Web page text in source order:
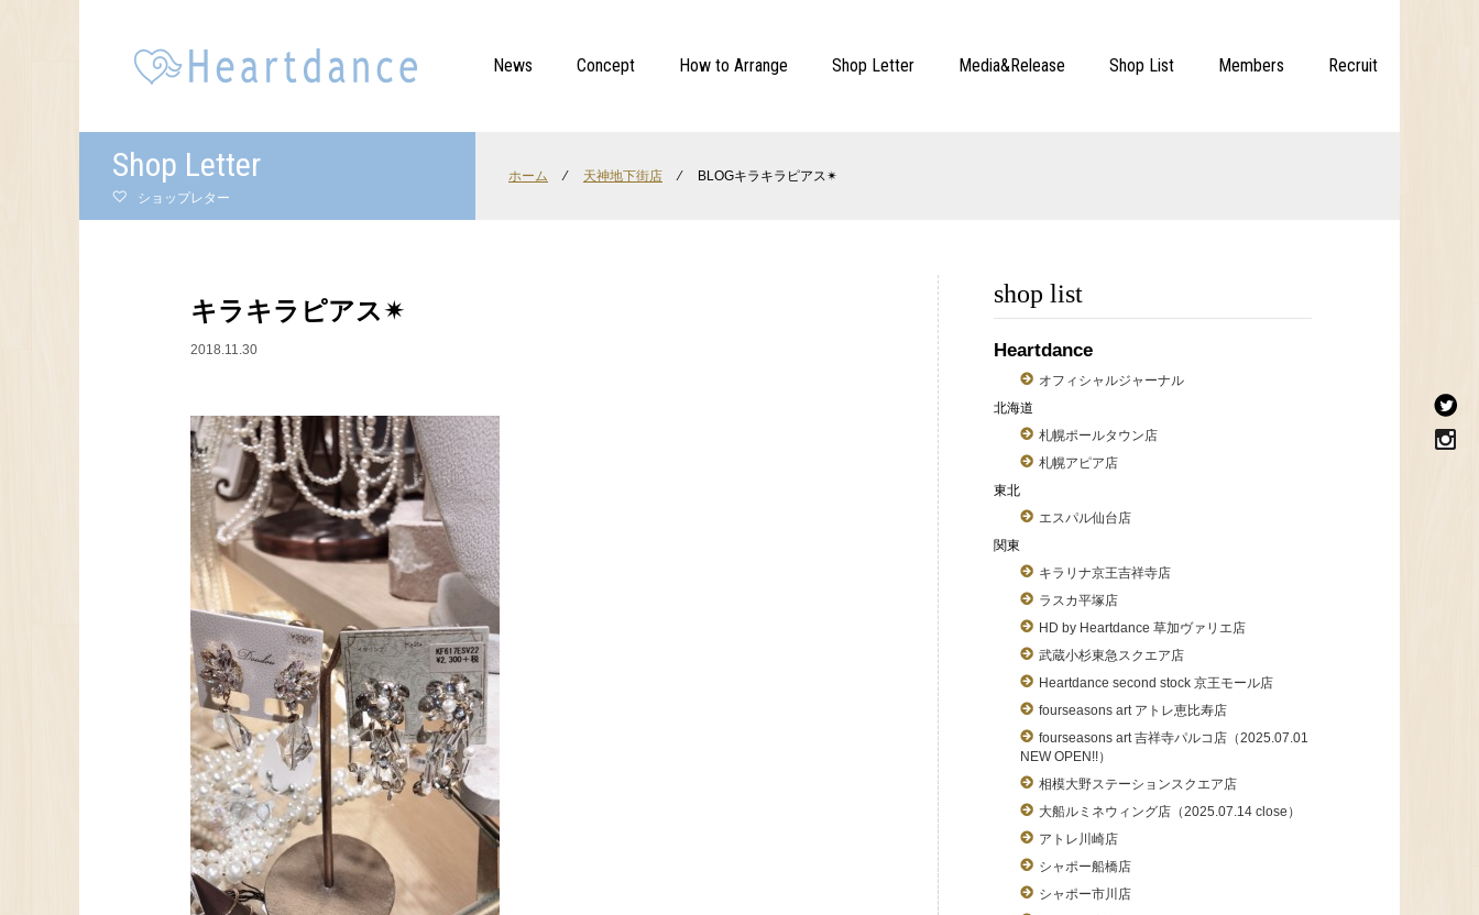
News Concept How to Arrange Shop Letter Media&Release Shop List Members Recruit
Shop Letter
ショップレター
ホーム ⁄ 天神地下街店 ⁄ BLOGキラキラピアス✴︎
キラキラピアス✴︎
2018.11.30
shop list
Heartdance
オフィシャルジャーナル
北海道
札幌ポールタウン店
札幌アピア店
東北
エスパル仙台店
関東
キラリナ京王吉祥寺店
ラスカ平塚店
HD by Heartdance 草加ヴァリエ店
武蔵小杉東急スクエア店
Heartdance second stock 京王モール店
fourseasons art アトレ恵比寿店
fourseasons art 吉祥寺パルコ店（2025.07.01
NEW OPEN!!）
相模大野ステーションスクエア店
大船ルミネウィング店（2025.07.14 close）
アトレ川崎店
シャポー船橋店
シャポー市川店